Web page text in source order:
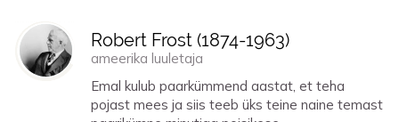
Robert Frost (1874-1963)
ameerika luuletaja
Emal kulub paarkümmend aastat, et teha
pojast mees ja siis teeb üks teine naine temast